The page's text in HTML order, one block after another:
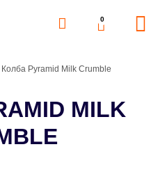
0
Колба Pyramid Milk Crumble
MILK